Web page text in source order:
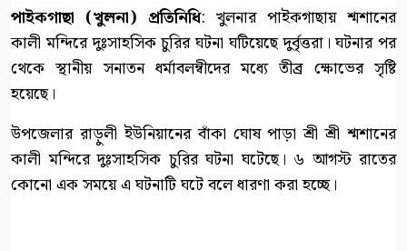
পাইকগাছা (খুলনা) প্রতিনিধি: খুলনার পাইকগাছায় শ্মশানের
কালী মন্দিরে দুঃসাহসিক চুরির ঘটনা ঘটিয়েছে দুর্বৃত্তরা। ঘটনার পর
থেকে স্থানীয় সনাতন ধর্মাবলম্বীদের মধ্যে তীব্র ক্ষোভের সৃষ্টি
হয়েছে।
উপজেলার রাড়ুলী ইউনিয়ানের বাঁকা ঘোষ পাড়া শ্রী শ্রী শ্মশানের
কালী মন্দিরে দুঃসাহসিক চুরির ঘটনা ঘটেছে। ৬ আগস্ট রাতের
কোনো এক সময়ে এ ঘটনাটি ঘটে বলে ধারণা করা হচ্ছে।